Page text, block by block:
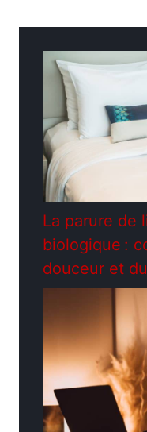
La parure de
biologique :
douceur et